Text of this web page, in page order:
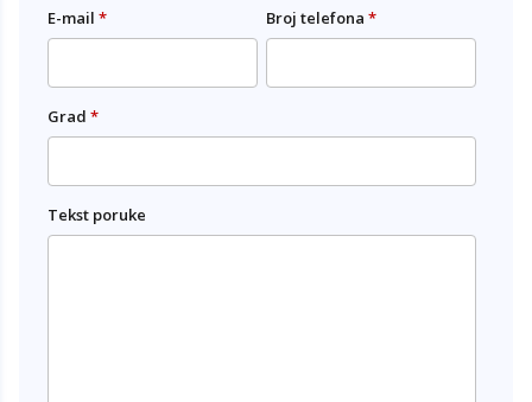
Tuzla
Zenica
Ugao ulica Safvet-bega Bašagića i M. Tarabara
E-mail * Broj telefona *
Grad *
Tekst poruke